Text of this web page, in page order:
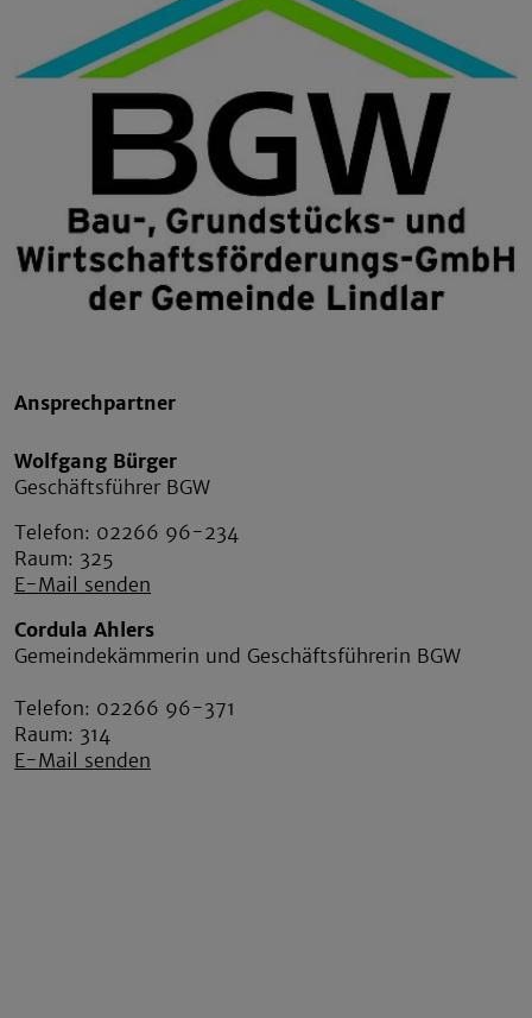
Ansprechpartner
Wolfgang Bürger
Geschäftsführer BGW
Telefon: 02266 96-234
Raum: 325
E-Mail senden
Cordula Ahlers
Gemeindekämmerin und Geschäftsführerin BGW
Telefon: 02266 96-371
Raum: 314
E-Mail senden